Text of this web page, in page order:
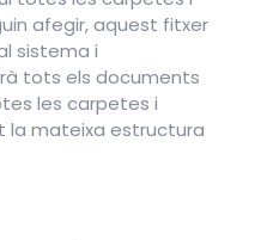
afegir, aquest fitxer
sistema i
tots els documents
les carpetes i
la mateixa estructura